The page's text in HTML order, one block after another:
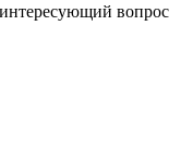
вопрос